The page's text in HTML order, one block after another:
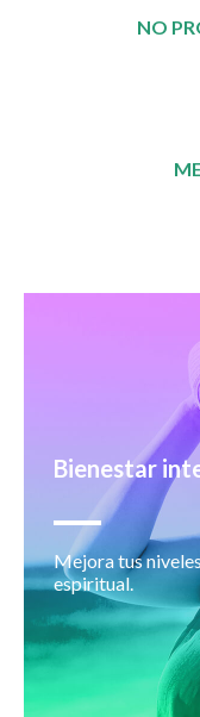
NO
Bienestar
Mejora tus
espiritual.